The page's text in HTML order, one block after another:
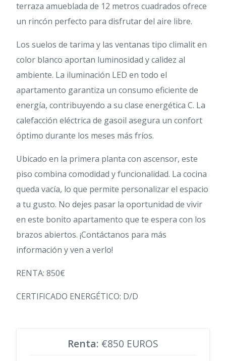
terraza amueblada de 12 metros cuadrados ofrece
un rincón perfecto para disfrutar del aire libre.
Los suelos de tarima y las ventanas tipo climalit en
color blanco aportan luminosidad y calidez al
ambiente. La iluminación LED en todo el
apartamento garantiza un consumo eficiente de
energía, contribuyendo a su clase energética C. La
calefacción eléctrica de gasoil asegura un confort
óptimo durante los meses más fríos.
Ubicado en la primera planta con ascensor, este
piso combina comodidad y funcionalidad. La cocina
queda vacía, lo que permite personalizar el espacio
a tu gusto. No dejes pasar la oportunidad de vivir
en este bonito apartamento que te espera con los
brazos abiertos. ¡Contáctanos para más
información y ven a verlo!
RENTA: 850€
CERTIFICADO ENERGÉTICO: D/D
Renta: €850 EUROS